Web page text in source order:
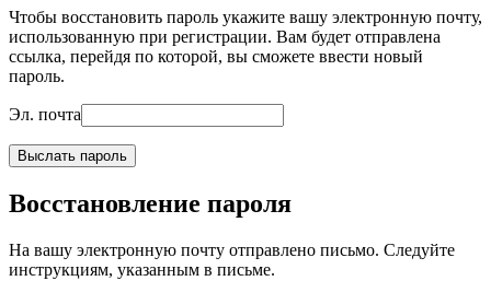
Чтобы восстановить пароль укажите вашу электронную почту,
использованную при регистрации. Вам будет отправлена
ссылка, перейдя по которой, вы сможете ввести новый
пароль.
Эл. почта
Выслать пароль
Восстановление пароля
На вашу электронную почту отправлено письмо. Следуйте
инструкциям, указанным в письме.